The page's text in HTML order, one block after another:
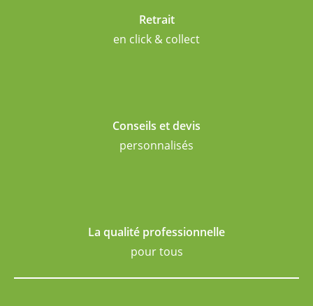
Retrait
en click & collect
Conseils et devis
personnalisés
La qualité professionnelle
pour tous